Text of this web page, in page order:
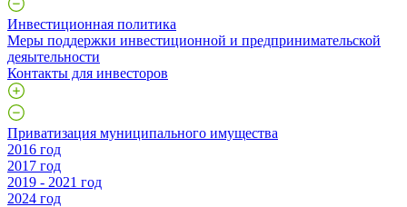
Инвестиционная политика
Меры поддержки инвестиционной и предпринимательской
деяытельности
Контакты для инвесторов
Приватизация муниципального имущества
2016 год
2017 год
2019 - 2021 год
2024 год